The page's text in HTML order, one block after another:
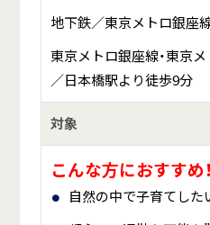
地下鉄／東京メトロ銀
東京メトロ銀座線・東京
／日本橋駅より徒歩9分
対象
こんな方におすすめ！
自然の中で子育てした